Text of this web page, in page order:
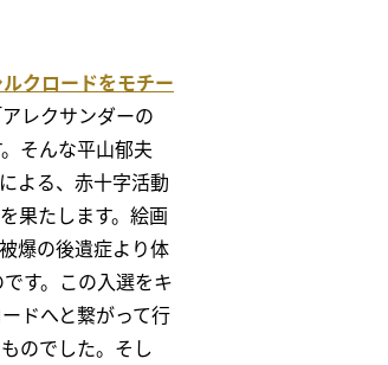
ルクロードをモチー
レクサンダーの
そんな平山郁夫
よる、赤十字活動
果たします。絵画
爆の後遺症より体
す。この入選をキ
ドへと繋がって行
のでした。そし